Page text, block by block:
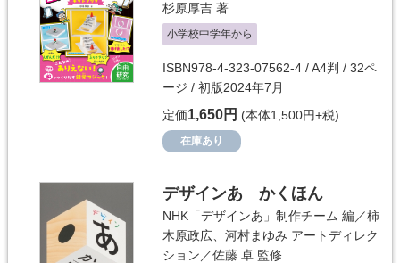
杉原厚吉 著
小学校中学年から
ISBN978-4-323-07562-4 / A4判 / 32ペ
ージ / 初版2024年7月
定価1,650円 (本体1,500円+税)
在庫あり
デザインあ かくほん
NHK「デザインあ」制作チーム 編／柿
木原政広
河村まゆみ アートディレク
ション／佐藤 卓 監修